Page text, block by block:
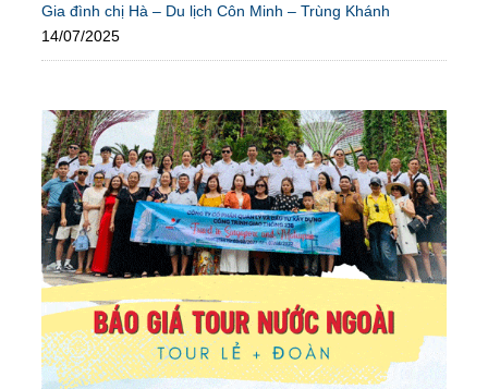
Gia đình chị Hà – Du lịch Côn Minh – Trùng Khánh
14/07/2025